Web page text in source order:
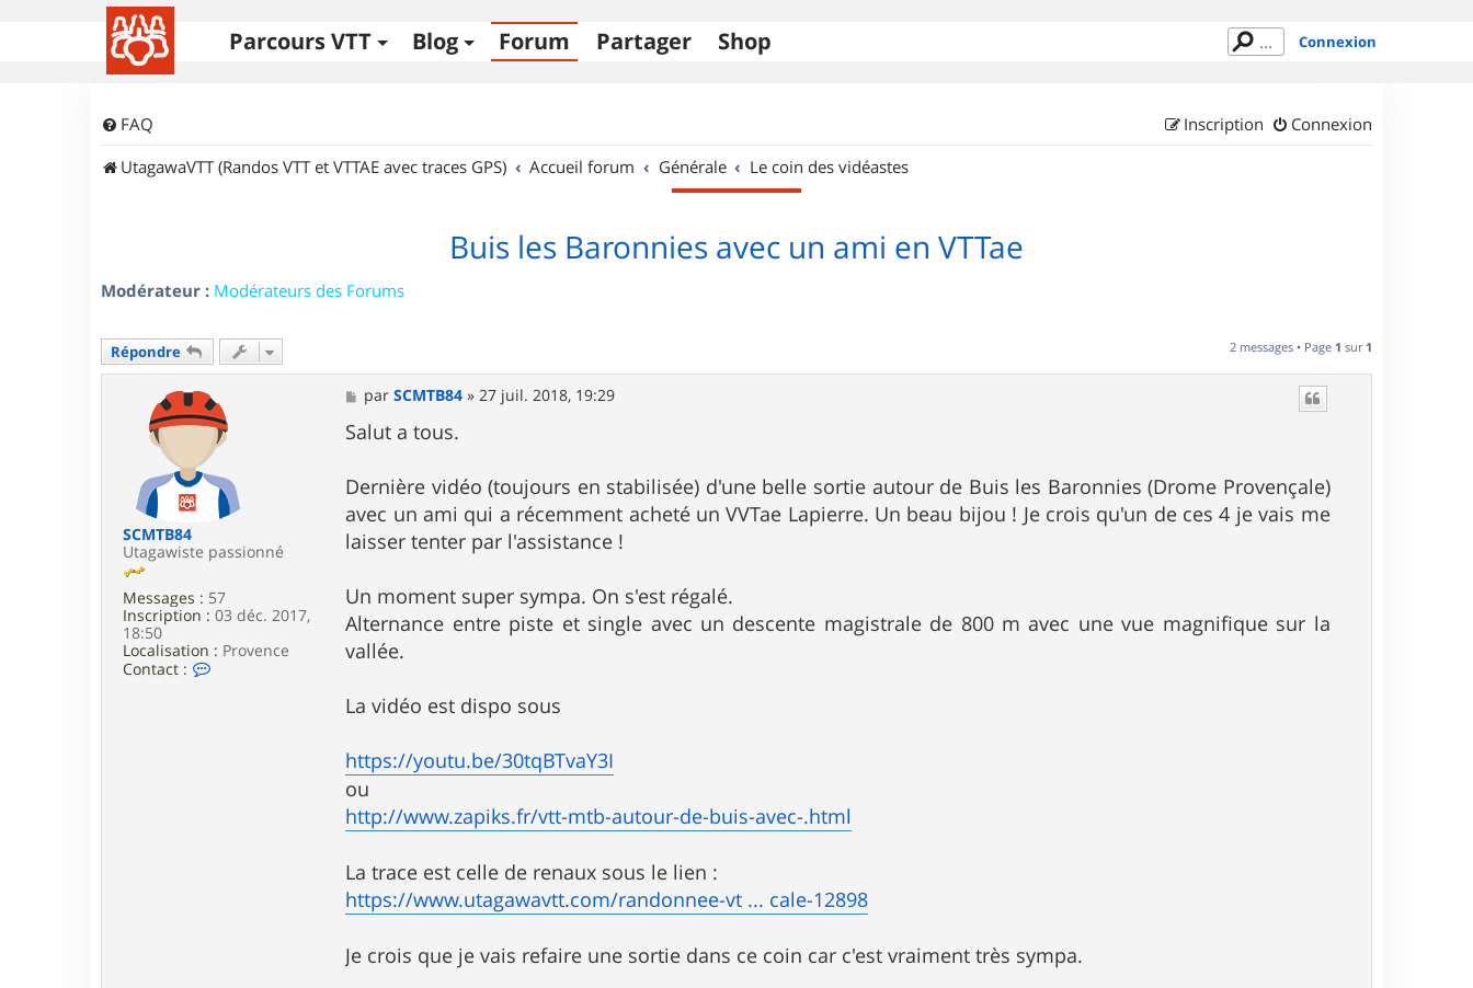
Parcours VTT Blog Forum Partager Shop Connexion
FAQ Connexion
Inscription
UtagawaVTT (Randos VTT et VTTAE avec traces GPS)
Accueil forum Générale Le coin des vidéastes
Buis les Baronnies avec un ami en VTTae
Modérateur : Modérateurs des Forums
Répondre 2 messages • Page 1 sur 1
SCMTB84
Utagawiste passionné
Messages : 57
Inscription : 03 déc. 2017,
18:50
Localisation : Provence
Contact :
M
e
s
s
g
e
parSCMTB84 »27 juil. 2018, 19:29
Salut a tous.
Dernière vidéo (toujours en stabilisée) d'une belle sortie autour de Buis les Baronnies (Drome Provençale)
avec un ami qui a récemment acheté un VVTae Lapierre. Un beau bijou ! Je crois qu'un de ces 4 je vais me
laisser tenter par l'assistance !
Un moment super sympa. On s'est régalé.
Alternance entre piste et single avec un descente magistrale de 800 m avec une vue magnifique sur la
vallée.
La vidéo est dispo sous
https://youtu.be/30tqBTvaY3I
ou
http://www.zapiks.fr/vtt-mtb-autour-de-buis-avec-.html
La trace est celle de renaux sous le lien :
https://www.utagawavtt.com/randonnee-vt ... cale-12898
Je crois que je vais refaire une sortie dans ce coin car c'est vraiment très sympa.